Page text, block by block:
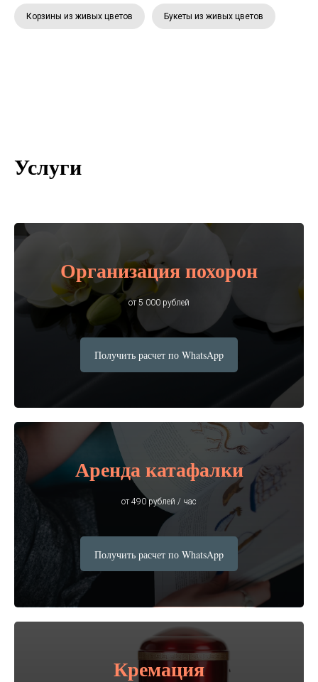
Корзины из живых цветов Букеты из живых цветов
Услуги
Организация похорон
от 5 000 рублей
Получить расчет по WhatsApp
Аренда катафалки
от 490 рублей / час
Получить расчет по WhatsApp
Кремация